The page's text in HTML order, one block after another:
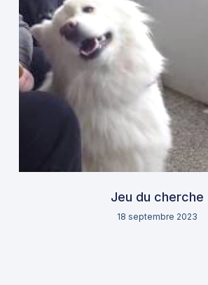
Jeu du cherche
18 septembre 2023